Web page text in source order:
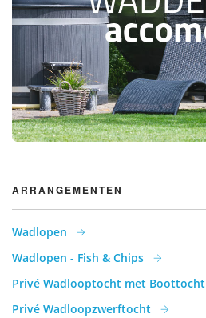
ARRANGEMENTEN
Wadlopen
Wadlopen - Fish & Chips
Privé Wadlooptocht met Boottocht
Privé Wadloopzwerftocht